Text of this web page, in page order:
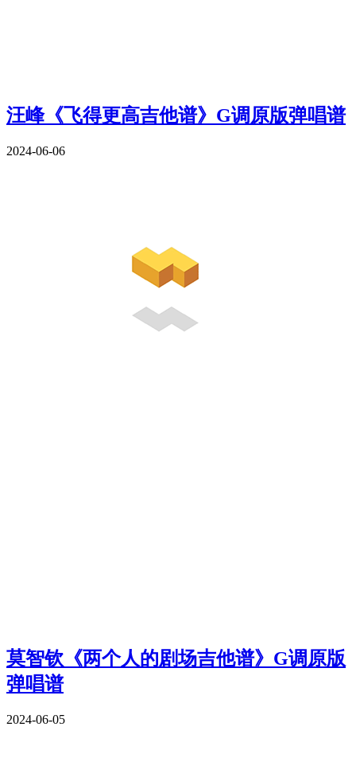
汪峰《飞得更高吉他谱》G调原版弹唱谱
2024-06-06
莫智钦《两个人的剧场吉他谱》G调原版
弹唱谱
2024-06-05